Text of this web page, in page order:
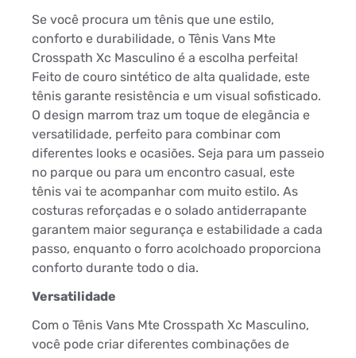
Se você procura um tênis que une estilo,
conforto e durabilidade, o Tênis Vans Mte
Crosspath Xc Masculino é a escolha perfeita!
Feito de couro sintético de alta qualidade, este
tênis garante resistência e um visual sofisticado.
O design marrom traz um toque de elegância e
versatilidade, perfeito para combinar com
diferentes looks e ocasiões. Seja para um passeio
no parque ou para um encontro casual, este
tênis vai te acompanhar com muito estilo. As
costuras reforçadas e o solado antiderrapante
garantem maior segurança e estabilidade a cada
passo, enquanto o forro acolchoado proporciona
conforto durante todo o dia.
Versatilidade
Com o Tênis Vans Mte Crosspath Xc Masculino,
você pode criar diferentes combinações de